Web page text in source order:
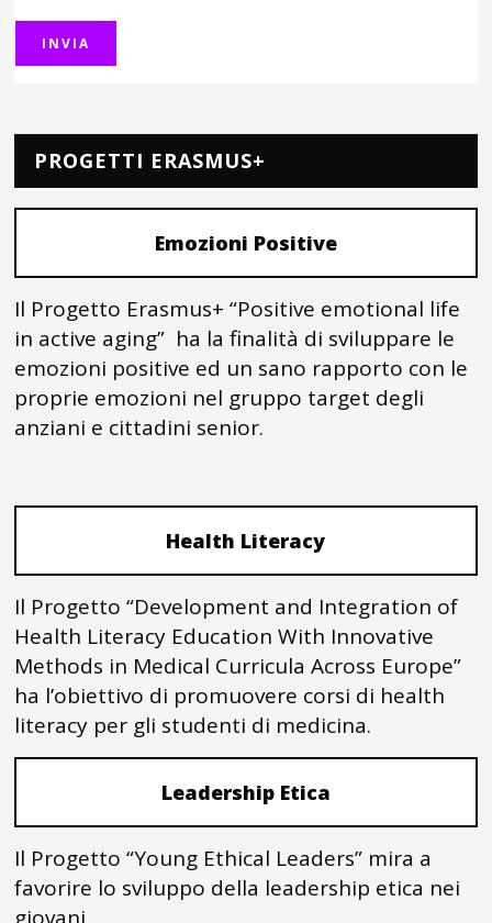
PROGETTI ERASMUS+
Emozioni Positive
Il Progetto Erasmus+ “Positive emotional life
in active aging” ha la finalità di sviluppare le
emozioni positive ed un sano rapporto con le
proprie emozioni nel gruppo target degli
anziani e cittadini senior.
Health Literacy
Il Progetto “Development and Integration of
Health Literacy Education With Innovative
Methods in Medical Curricula Across Europe”
ha l’obiettivo di promuovere corsi di health
literacy per gli studenti di medicina.
Leadership Etica
Il Progetto “Young Ethical Leaders” mira a
favorire lo sviluppo della leadership etica nei
giovani